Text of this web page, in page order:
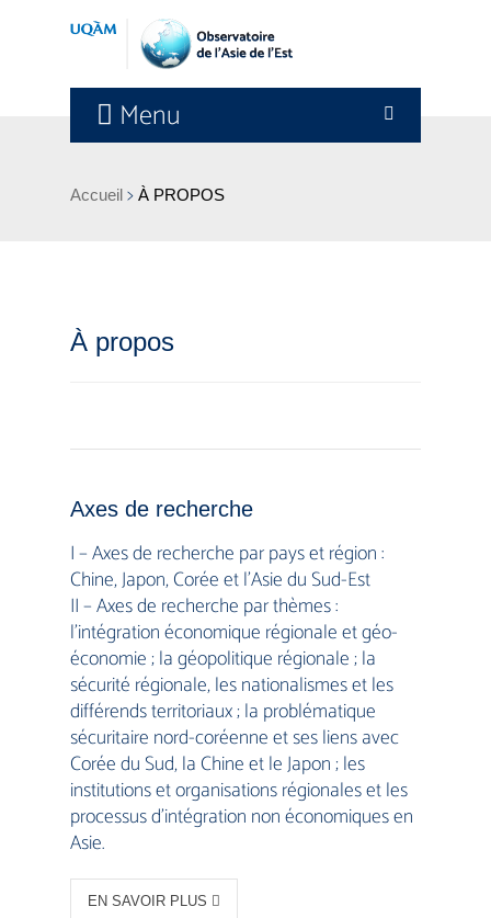
Menu
Accueil > À PROPOS
À propos
Axes de recherche
I – Axes de recherche par pays et région :
Chine, Japon, Corée et l’Asie du Sud-Est
II – Axes de recherche par thèmes :
l’intégration économique régionale et géo-
économie ; la géopolitique régionale ; la
sécurité régionale, les nationalismes et les
différends territoriaux ; la problématique
sécuritaire nord-coréenne et ses liens avec
Corée du Sud, la Chine et le Japon ; les
institutions et organisations régionales et les
processus d’intégration non économiques en
Asie.
EN SAVOIR PLUS